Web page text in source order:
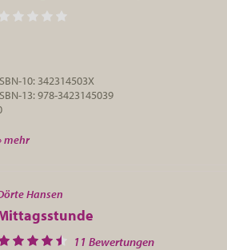
10: 342314503X
13: 978-3423145039
mehr
Hansen
11 Bewertungen